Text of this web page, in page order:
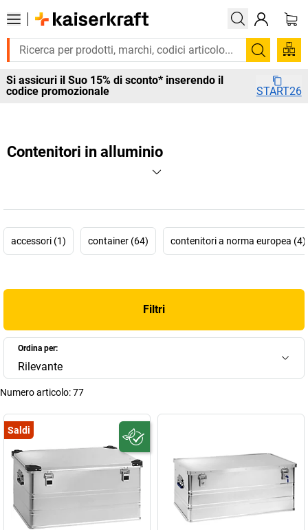
Cerca
Si assicuri il Suo 15% di sconto* inserendo il
codice promozionale
START26
Contenitori in alluminio
accessori (1) container (64) contenitori a norma europea (4)
Filtri
Ordina per:
Rilevante
Numero articolo:77
Saldi